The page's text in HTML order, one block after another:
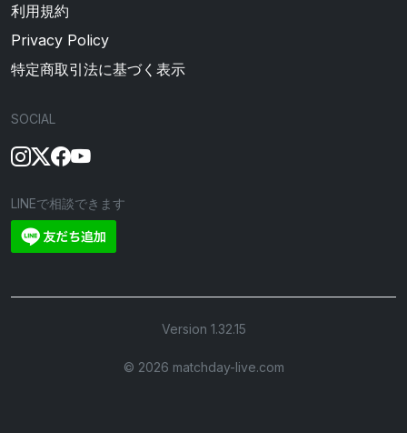
利用規約
Privacy Policy
特定商取引法に基づく表示
SOCIAL
LINEで相談できます
Version 1.32.15
©︎ 2026 matchday-live.com